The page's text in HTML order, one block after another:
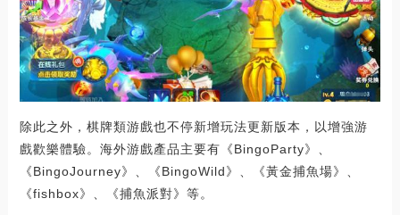
除此之外，棋牌類游戲也不停新增玩法更新版本，以增強游
戲歡樂體驗。海外游戲產品主要有《BingoParty》、
《BingoJourney》、《BingoWild》、《黃金捕魚場》、
《fishbox》、《捕魚派對》等。